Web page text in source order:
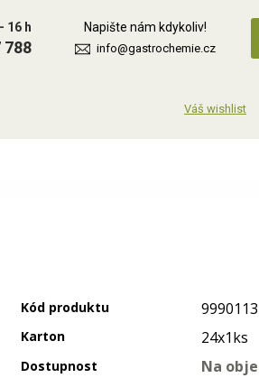
16 h
788
Napište nám kdykoliv!
info@gastrochemie.cz
Kód produktu 9990113
Karton 24x1ks
Dostupnost Na